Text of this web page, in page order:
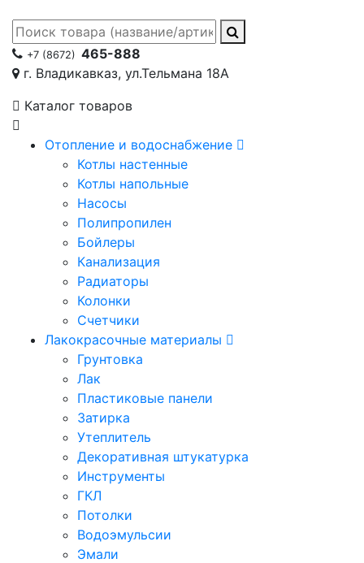
+7 (8672) 465-888
г. Владикавказ, ул.Тельмана 18А
Каталог товаров
Отопление и водоснабжение
Котлы настенные
Котлы напольные
Насосы
Полипропилен
Бойлеры
Канализация
Радиаторы
Колонки
Счетчики
Лакокрасочные материалы
Грунтовка
Лак
Пластиковые панели
Затирка
Утеплитель
Декоративная штукатурка
Инструменты
ГКЛ
Потолки
Водоэмульсии
Эмали